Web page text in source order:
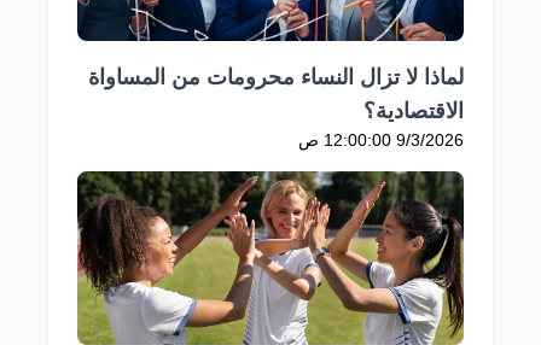
لماذا لا تزال النساء محرومات من المساواة
الاقتصادية؟
9/3/2026 12:00:00 ص